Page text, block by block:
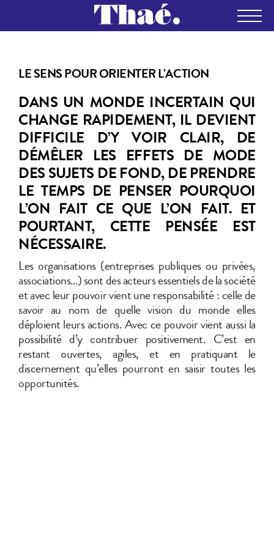
VISION
LE SENS POUR ORIENTER L’ACTION
DANS UN MONDE INCERTAIN QUI
CHANGE RAPIDEMENT, IL DEVIENT
DIFFICILE D’Y VOIR CLAIR, DE
DÉMÊLER LES EFFETS DE MODE
DES SUJETS DE FOND, DE PRENDRE
LE TEMPS DE PENSER POURQUOI
L’ON FAIT CE QUE L’ON FAIT. ET
POURTANT, CETTE PENSÉE EST
NÉCESSAIRE.
Les organisations (entreprises publiques ou privées,
associations…) sont des acteurs essentiels de la société
et avec leur pouvoir vient une responsabilité : celle de
savoir au nom de quelle vision du monde elles
déploient leurs actions. Avec ce pouvoir vient aussi la
possibilité d’y contribuer positivement. C’est en
restant ouvertes, agiles, et en pratiquant le
discernement qu’elles pourront en saisir toutes les
opportunités.